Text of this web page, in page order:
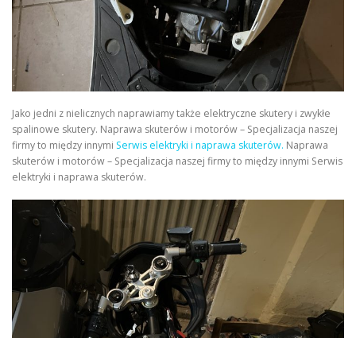
Jako jedni z nielicznych naprawiamy także elektryczne skutery i zwykłe
spalinowe skutery. Naprawa skuterów i motorów – Specjalizacja naszej
firmy to między innymi Serwis elektryki i naprawa skuterów. Naprawa
skuterów i motorów – Specjalizacja naszej firmy to między innymi Serwis
elektryki i naprawa skuterów.